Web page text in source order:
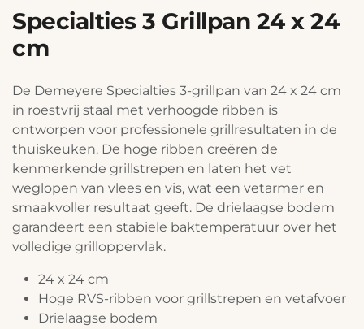
Specialties 3 Grillpan 24 x 24
cm
De Demeyere Specialties 3-grillpan van 24 x 24 cm
in roestvrij staal met verhoogde ribben is
ontworpen voor professionele grillresultaten in de
thuiskeuken. De hoge ribben creëren de
kenmerkende grillstrepen en laten het vet
weglopen van vlees en vis, wat een vetarmer en
smaakvoller resultaat geeft. De drielaagse bodem
garandeert een stabiele baktemperatuur over het
volledige grilloppervlak.
24 x 24 cm
Hoge RVS-ribben voor grillstrepen en vetafvoer
Drielaagse bodem